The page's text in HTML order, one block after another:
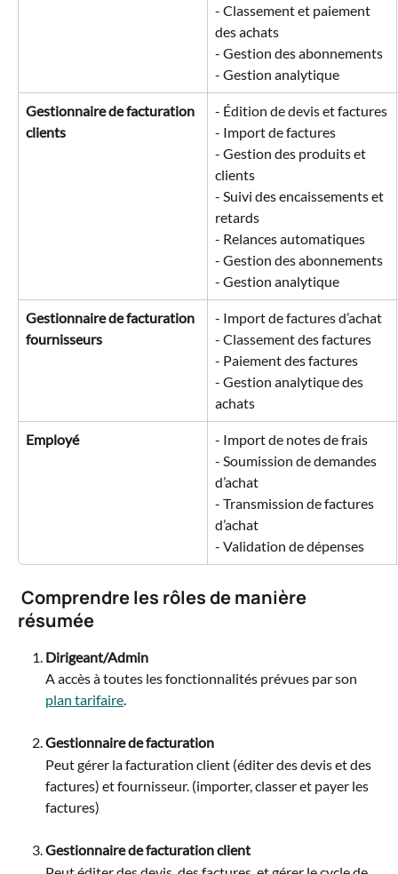
- Classement et paiement
des achats
- Gestion des abonnements
- Gestion analytique
Gestionnaire de facturation
clients
- Édition de devis et factures
- Import de factures
- Gestion des produits et
clients
- Suivi des encaissements et
retards
- Relances automatiques
- Gestion des abonnements
- Gestion analytique
Gestionnaire de facturation
fournisseurs
- Import de factures d’achat
- Classement des factures
- Paiement des factures
- Gestion analytique des
achats
Employé
- Import de notes de frais
- Soumission de demandes
d’achat
- Transmission de factures
d’achat
- Validation de dépenses
résumée
Dirigeant/Admin
A accès à toutes les fonctionnalités prévues par son
plan tarifaire.
Gestionnaire de facturation
Peut gérer la facturation client (éditer des devis et des
factures) et fournisseur. (importer, classer et payer les
factures)
Gestionnaire de facturation client